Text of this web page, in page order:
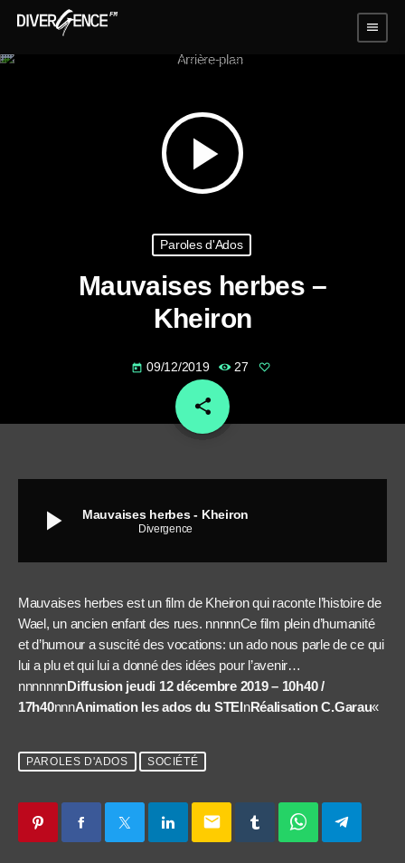
menu
play_arrow
Paroles d'Ados
Mauvaises herbes –
Kheiron
today 09/12/2019 27
share
email
play_arrow Mauvaises herbes - Kheiron
Divergence
Mauvaises herbes est un film de Kheiron qui raconte l’histoire de
Wael, un ancien enfant des rues. nnnnnCe film plein d’humanité
et d’humour a suscité des vocations: un ado nous parle de ce qui
lui a plu et qui lui a donné des idées pour l’avenir…
nnnnnnnDiffusion jeudi 12 décembre 2019 – 10h40 /
17h40nnnAnimation les ados du STEInRéalisation C.Garau«
PAROLES D'ADOS SOCIÉTÉ
email